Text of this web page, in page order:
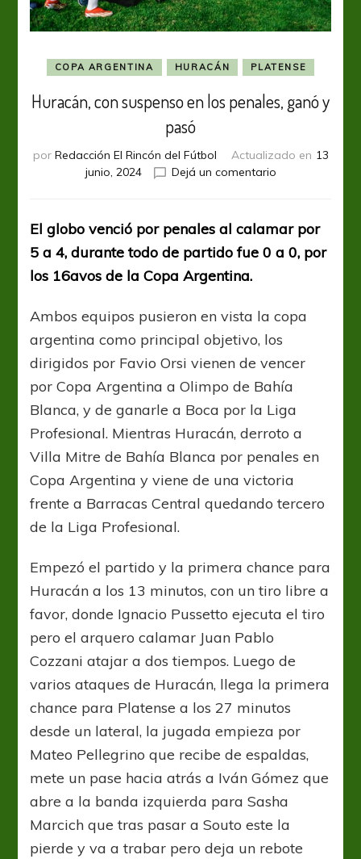
COPA ARGENTINA HURACÁN PLATENSE
Huracán, con suspenso en los penales, ganó y
pasó
por Redacción El Rincón del Fútbol Actualizado en 13
junio, 2024
Dejá un comentarioen
en
los
pasó
El globo venció por penales al calamar por
5 a 4, durante todo de partido fue 0 a 0, por
los 16avos de la Copa Argentina.
Ambos equipos pusieron en vista la copa
argentina como principal objetivo, los
dirigidos por Favio Orsi vienen de vencer
por Copa Argentina a Olimpo de Bahía
Blanca, y de ganarle a Boca por la Liga
Profesional. Mientras Huracán, derroto a
Villa Mitre de Bahía Blanca por penales en
Copa Argentina y viene de una victoria
frente a Barracas Central quedando tercero
de la Liga Profesional.
Empezó el partido y la primera chance para
Huracán a los 13 minutos, con un tiro libre a
favor, donde Ignacio Pussetto ejecuta el tiro
pero el arquero calamar Juan Pablo
Cozzani atajar a dos tiempos. Luego de
varios ataques de Huracán, llega la primera
chance para Platense a los 27 minutos
desde un lateral, la jugada empieza por
Mateo Pellegrino que recibe de espaldas,
mete un pase hacia atrás a Iván Gómez que
abre a la banda izquierda para Sasha
Marcich que tras pasar a Souto este la
pierde y va a trabar pero deja un rebote